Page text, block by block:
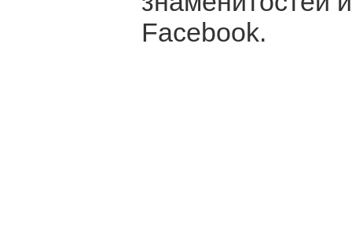
Facebook.